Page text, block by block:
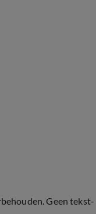
Geen tekst-